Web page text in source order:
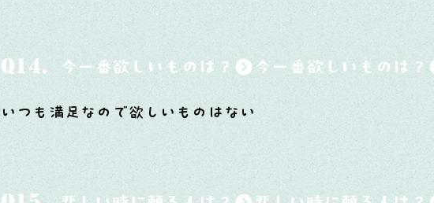
Q14. 今一番欲しいものは？
いつも満足なので欲しいものはない